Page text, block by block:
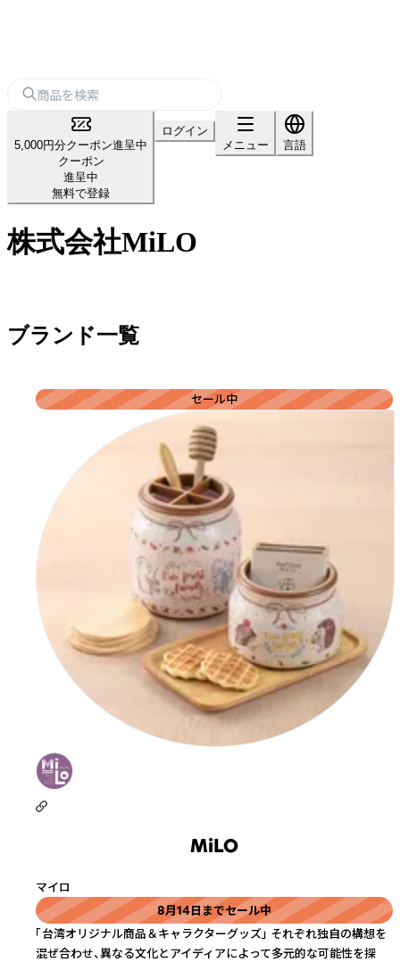
5,000円分クーポン進呈中
クーポン
進呈中
無料で登録
ログイン
メニュー
言語
株式会社MiLO
ブランド一覧
セール中
MiLO
マイロ
8月14日までセール中
「台湾オリジナル商品＆キャラクターグッズ」 それぞれ独自の構想を
混ぜ合わせ、異なる文化とアイディアによって多元的な可能性を探